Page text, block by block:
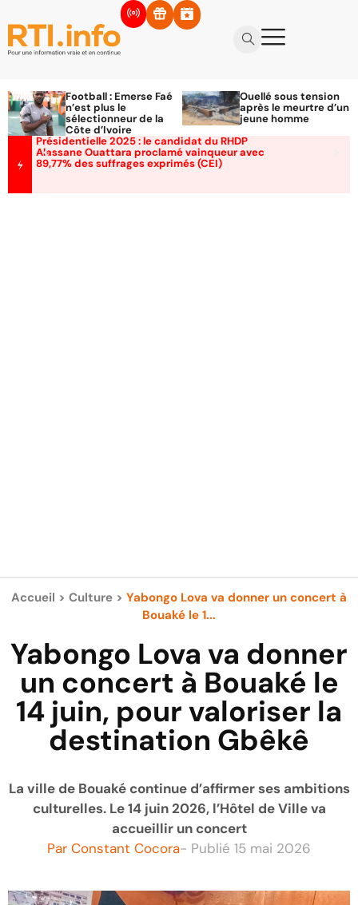
Football : Emerse Faé
n’est plus le
sélectionneur de la
Côte d’Ivoire
Ouellé sous tension
après le meurtre d’un
jeune homme
Présidentielle 2025 : le candidat du RHDP
Alassane Ouattara proclamé vainqueur avec
89,77% des suffrages exprimés (CEI)
Accueil > Culture > Yabongo Lova va donner un concert à
Bouaké le 1...
Yabongo Lova va donner
un concert à Bouaké le
14 juin, pour valoriser la
destination Gbêkê
La ville de Bouaké continue d’affirmer ses ambitions
culturelles. Le 14 juin 2026, l’Hôtel de Ville va
accueillir un concert
Par Constant Cocora- Publié 15 mai 2026